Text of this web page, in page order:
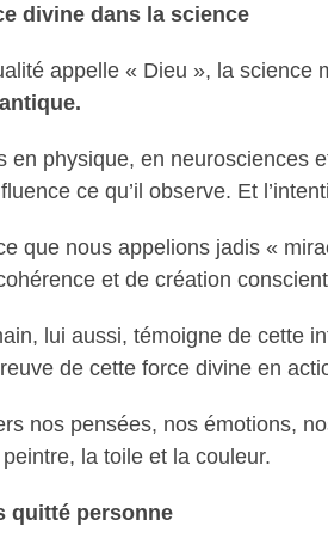
divine dans la science
appelle « Dieu », la science
en physique, en neurosciences
ce qu’il observe. Et
que nous appelions jadis «
et de création
lui aussi, témoigne de cette
de cette force divine en
nos pensées, nos émotions,
la toile et la couleur.
quitté personne